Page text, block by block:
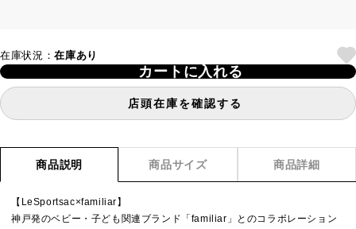
在庫状況：在庫あり
カートに入れる
店頭在庫を確認する
商品説明 商品サイズ 商品詳細
【LeSportsac×familiar】
神戸発のベビー・子ども関連ブランド「familiar」とのコラボレーション